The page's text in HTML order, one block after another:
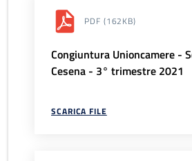
PDF (162KB)
Congiuntura Unioncamere -
Cesena - 3° trimestre 2021
SCARICA FILE